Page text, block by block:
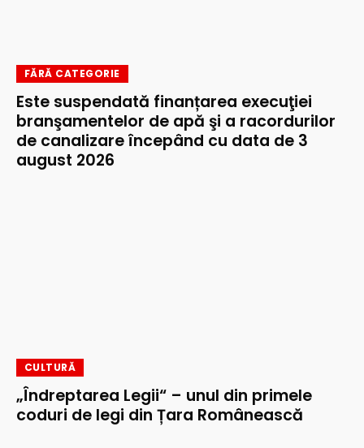
FĂRĂ CATEGORIE
Este suspendată finanțarea execuţiei
branşamentelor de apă şi a racordurilor
de canalizare începând cu data de 3
august 2026
CULTURĂ
„Îndreptarea Legii“ – unul din primele
coduri de legi din Țara Românească